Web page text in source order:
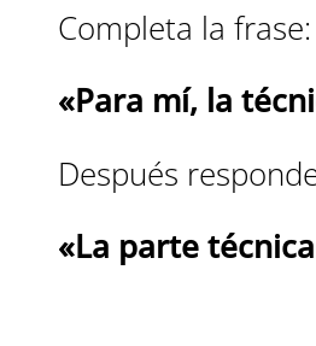
Completa la frase:
«Para mí, la
Después
«La parte